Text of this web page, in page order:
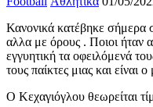
Κανονικά κατέβηκε σήμερα
αλλα με όρους . Ποιοι ήταν
εγγυητική τα οφειλόμενά
τους παίκτες μιας και είναι
Ο Κεχαγιόγλου θεωρείται